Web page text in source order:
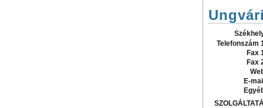
Telefonszám
Fax
Fax
E-